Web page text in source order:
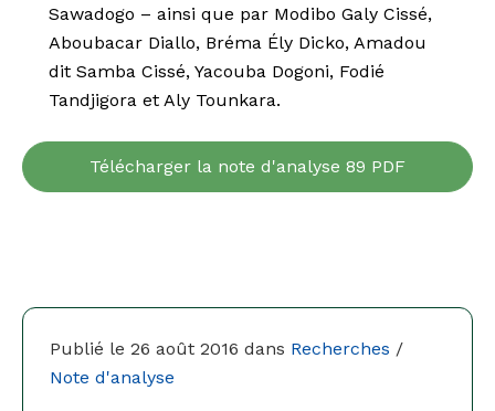
Publié le 26 août 2016 dans Recherches /
Note d'analyse
Sawadogo – ainsi que par Modibo Galy Cissé,
Aboubacar Diallo, Bréma Ély Dicko, Amadou
dit Samba Cissé, Yacouba Dogoni, Fodié
Tandjigora et Aly Tounkara.
Télécharger la note d'analyse 89 PDF